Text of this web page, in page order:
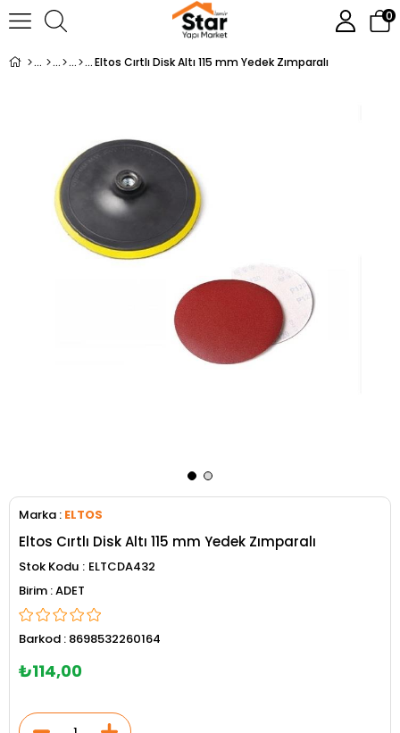
0
Eltos Cırtlı Disk Altı 115 mm Yedek Zımparalı
Marka : ELTOS
Eltos Cırtlı Disk Altı 115 mm Yedek Zımparalı
Stok Kodu
ELTCDA432
ADET
Barkod : 8698532260164
₺114,00